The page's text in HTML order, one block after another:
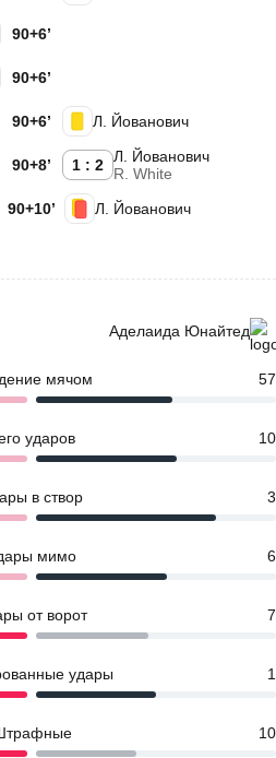
90+6’
90+6’
Л. Йованович
90+6’
1 : 2 Л. Йованович
R. White
90+8’
Л. Йованович
90+10’
Аделаида Юнайтед
мячом 57
ударов 10
в створ 3
мимо 6
от ворот 7
удары 1
10